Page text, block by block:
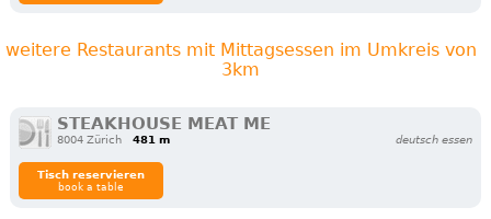
weitere Restaurants mit Mittagsessen im Umkreis von
3km
STEAKHOUSE MEAT ME
8004 Zürich 481 m deutsch essen
Tisch reservieren
book a table